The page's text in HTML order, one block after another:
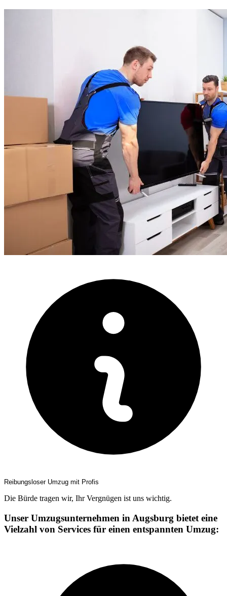
Reibungsloser Umzug mit Profis
Die Bürde tragen wir, Ihr Vergnügen ist uns wichtig.
Unser Umzugsunternehmen in Augsburg bietet eine
Vielzahl von Services für einen entspannten Umzug: